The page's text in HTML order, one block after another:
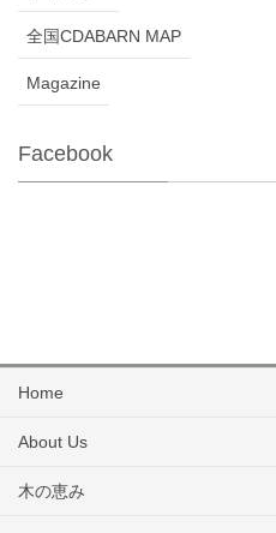
全国CDABARN MAP
Magazine
Facebook
Home
About Us
木の恵み